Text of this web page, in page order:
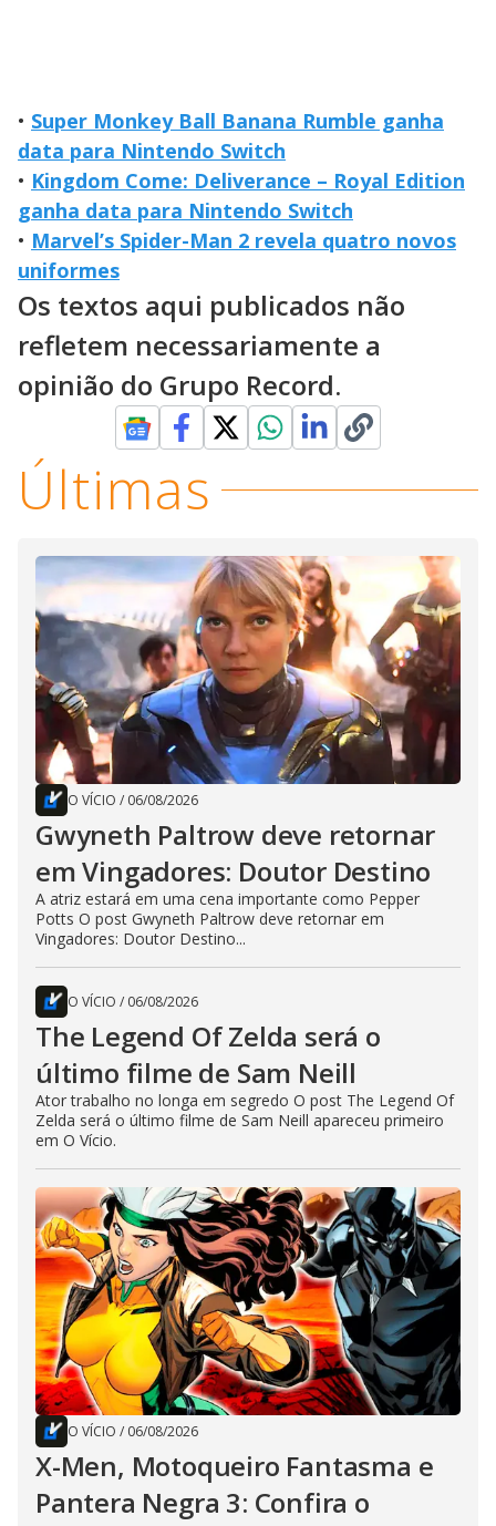
• Super Monkey Ball Banana Rumble ganha
data para Nintendo Switch
• Kingdom Come: Deliverance – Royal Edition
ganha data para Nintendo Switch
• Marvel’s Spider-Man 2 revela quatro novos
uniformes
Os textos aqui publicados não
refletem necessariamente a
opinião do Grupo Record.
Últimas
O VÍCIO / 06/08/2026
Gwyneth Paltrow deve retornar
em Vingadores: Doutor Destino
A atriz estará em uma cena importante como Pepper
Potts O post Gwyneth Paltrow deve retornar em
Vingadores: Doutor Destino...
O VÍCIO / 06/08/2026
The Legend Of Zelda será o
último filme de Sam Neill
Ator trabalho no longa em segredo O post The Legend Of
Zelda será o último filme de Sam Neill apareceu primeiro
em O Vício.
O VÍCIO / 06/08/2026
X-Men, Motoqueiro Fantasma e
Pantera Negra 3: Confira o